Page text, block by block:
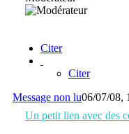
Citer
Citer
Message non lu06/07/08,
Un petit lien avec des